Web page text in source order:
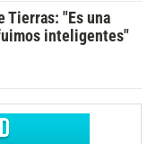
Tierras: "Es una
inteligentes"